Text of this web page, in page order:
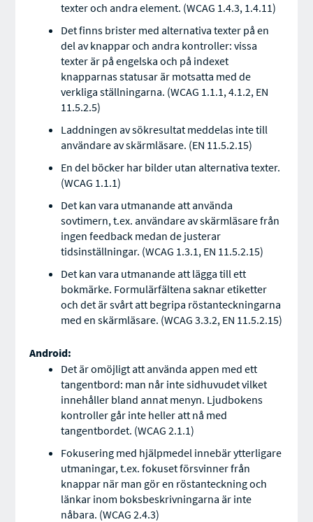
texter och andra element. (WCAG 1.4.3, 1.4.11)
Det finns brister med alternativa texter på en
del av knappar och andra kontroller: vissa
texter är på engelska och på indexet
knapparnas statusar är motsatta med de
verkliga ställningarna. (WCAG 1.1.1, 4.1.2, EN
11.5.2.5)
Laddningen av sökresultat meddelas inte till
användare av skärmläsare. (EN 11.5.2.15)
En del böcker har bilder utan alternativa texter.
(WCAG 1.1.1)
Det kan vara utmanande att använda
sovtimern, t.ex. användare av skärmläsare från
ingen feedback medan de justerar
tidsinställningar. (WCAG 1.3.1, EN 11.5.2.15)
Det kan vara utmanande att lägga till ett
bokmärke. Formulärfältena saknar etiketter
och det är svårt att begripa röstanteckningarna
med en skärmläsare. (WCAG 3.3.2, EN 11.5.2.15)
Android:
Det är omöjligt att använda appen med ett
tangentbord: man når inte sidhuvudet vilket
innehåller bland annat menyn. Ljudbokens
kontroller går inte heller att nå med
tangentbordet. (WCAG 2.1.1)
Fokusering med hjälpmedel innebär ytterligare
utmaningar, t.ex. fokuset försvinner från
knappar när man gör en röstanteckning och
länkar inom boksbeskrivningarna är inte
nåbara. (WCAG 2.4.3)